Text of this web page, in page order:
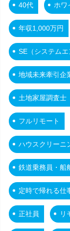
40代 ホワ
年収1,000万円
SE（システムエ
地域未来牽引企
土地家屋調査士
フルリモート
ハウスクリーニ
鉄道乗務員・船
定時で帰れる仕
正社員 リ